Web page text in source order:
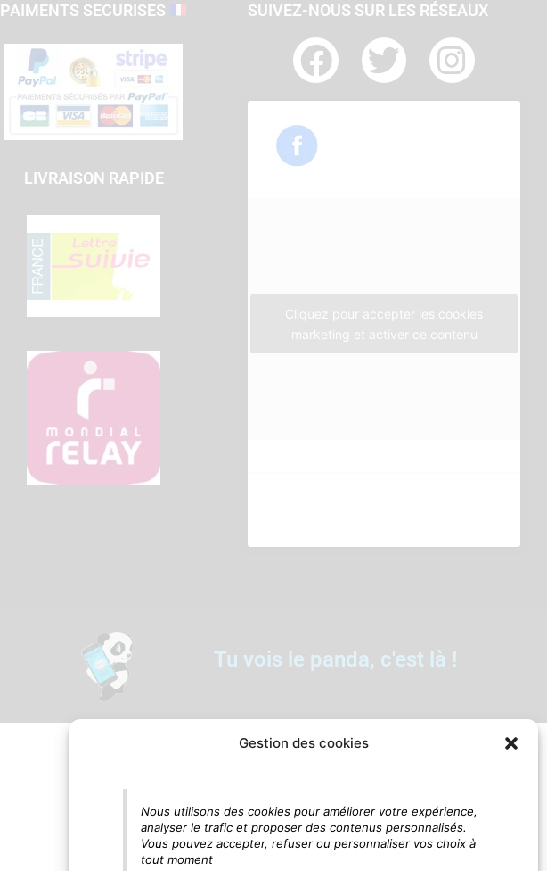
Gestion des cookies
Nous utilisons des cookies pour améliorer votre expérience,
analyser le trafic et proposer des contenus personnalisés.
Vous pouvez accepter, refuser ou personnaliser vos choix à
tout moment
PAIMENTS SECURISES
LIVRAISON RAPIDE
SUIVEZ-NOUS SUR LES RÉSEAUX
F
a
e
T
w
I
n
m
Cliquez pour accepter les cookies
marketing et activer ce contenu
Tu vois le panda, c'est là !